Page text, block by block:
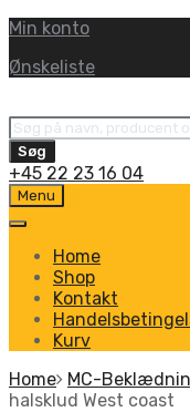
Min konto
Ønskeliste
Products
search
Søg
+45 22 23 16 04
Skip
to
Menu
Home
Shop
Kontakt
Kurv
Home MC-
halsklud West coast